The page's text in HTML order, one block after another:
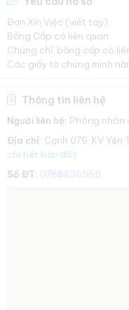
Đơn Xin Việc (viết tay)
Bằng Cấp có liên quan
Chứng chỉ, bằng cấp có
Các giấy tờ chứng minh
Thông tin liên hệ
Người liên hệ: Phòng nhân
Địa chỉ: Cạnh 079, KV Yên
chi tiết bản đồ)
Số ĐT: 0788836565